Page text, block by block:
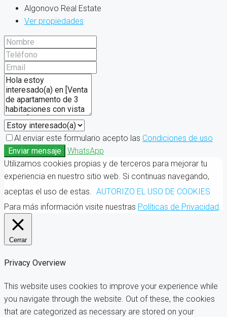
Algonovo Real Estate
Ver propiedades
Al enviar este formulario acepto las Condiciones de uso
Enviar mensaje
WhatsApp
Utilizamos cookies propias y de terceros para mejorar tu
experiencia en nuestro sitio web. Si continuas navegando,
aceptas el uso de estas. AUTORIZO EL USO DE COOKIES
Para más información visite nuestras Políticas de Privacidad.
Cerrar
Privacy Overview
This website uses cookies to improve your experience while
you navigate through the website. Out of these, the cookies
that are categorized as necessary are stored on your